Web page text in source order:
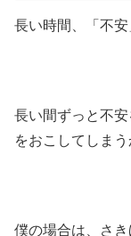
長い時間、「不安
長い間ずっと不
をおこしてしまう
僕の場合は、さ